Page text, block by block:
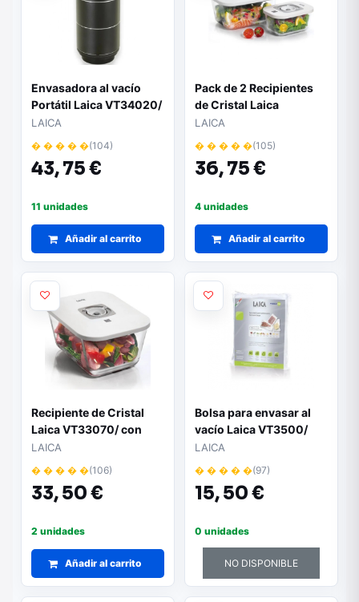
Envasadora al vacío
Portátil Laica VT34020/
2.5W
LAICA
� � � � �(104)
43,75 €
11 unidades
Añadir al carrito
Pack de 2 Recipientes
de Cristal Laica
VT33060/ con Funcion
al Vacio/ Capacidad 0.5
- 1.5L
LAICA
� � � � �(105)
36,75 €
4 unidades
Añadir al carrito
Recipiente de Cristal
Laica VT33070/ con
Funcion al Vacio/
Capacidad 2.7L
LAICA
� � � � �(106)
33,50 €
2 unidades
Añadir al carrito
Bolsa para envasar al
vacío Laica VT3500/
28+36cm/ 50 bolsas
LAICA
� � � � �(97)
15,50 €
0 unidades
NO DISPONIBLE